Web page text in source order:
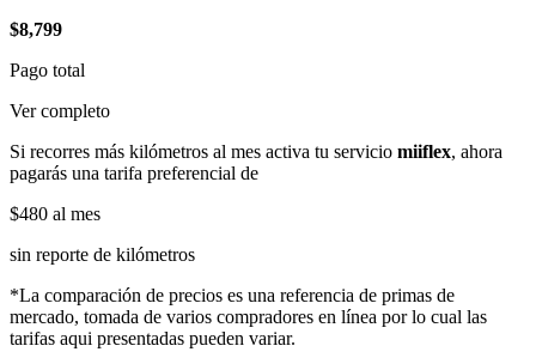
$8,799
Pago total
Ver completo
Si recorres más kilómetros al mes activa tu servicio miiflex, ahora
pagarás una tarifa preferencial de
$480 al mes
sin reporte de kilómetros
*La comparación de precios es una referencia de primas de
mercado, tomada de varios compradores en línea por lo cual las
tarifas aqui presentadas pueden variar.